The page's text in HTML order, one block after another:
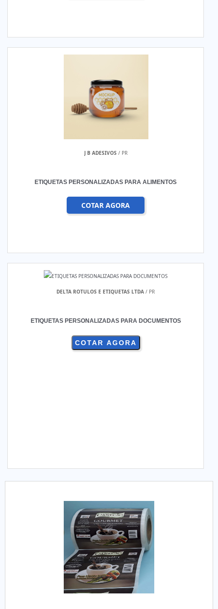
J B ADESIVOS / PR
ETIQUETAS PERSONALIZADAS PARA ALIMENTOS
COTAR AGORA
DELTA ROTULOS E ETIQUETAS LTDA / PR
ETIQUETAS PERSONALIZADAS PARA DOCUMENTOS
COTAR AGORA